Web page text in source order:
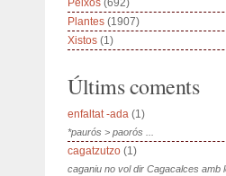
Peixos (692)
Plantes (1907)
Xistos (1)
Últims coments
enfaltat -ada (1)
*paurós > paorós ...
cagatzutzo (1)
caganiu no vol dir Cagacalces amb